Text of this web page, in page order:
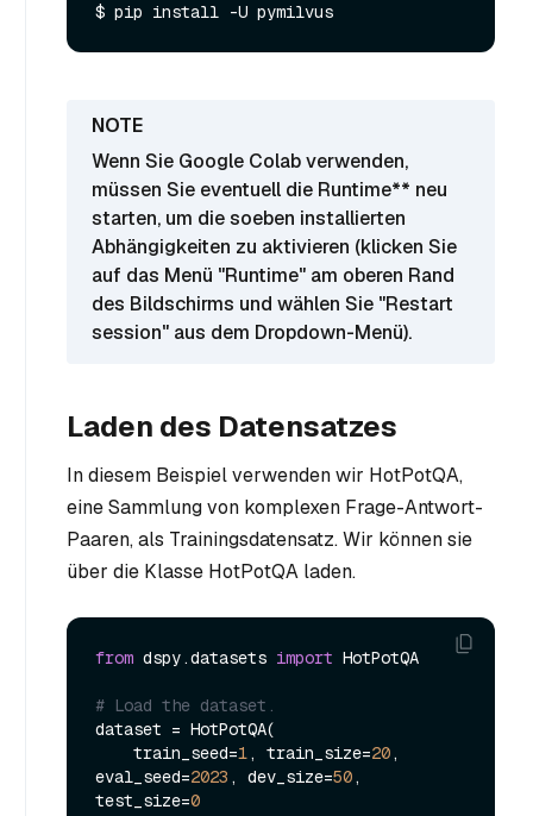
Wenn Sie Google Colab verwenden,
müssen Sie eventuell die Runtime** neu
starten, um die soeben installierten
Abhängigkeiten zu aktivieren (klicken Sie
auf das Menü "Runtime" am oberen Rand
des Bildschirms und wählen Sie "Restart
session" aus dem Dropdown-Menü).
Laden des Datensatzes
In diesem Beispiel verwenden wir HotPotQA,
eine Sammlung von komplexen Frage-Antwort-
Paaren, als Trainingsdatensatz. Wir können sie
über die Klasse HotPotQA laden.
from dspy.datasets import HotPotQA
# Load the dataset.
dataset = HotPotQA(
    train_seed=
1, train_size=20,
eval_seed=2023 , dev_size=50,
test_size=0